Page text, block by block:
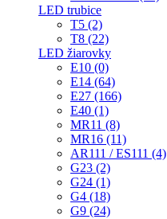
LED trubice
T5 (2)
T8 (22)
LED žiarovky
E10 (0)
E14 (64)
E27 (166)
E40 (1)
MR11 (8)
MR16 (11)
AR111 / ES111 (4)
G23 (2)
G24 (1)
G4 (18)
G9 (24)